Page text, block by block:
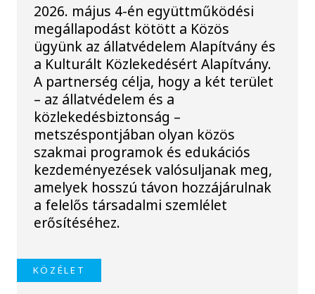
2026. május 4-én együttműködési
megállapodást kötött a Közös
ügyünk az állatvédelem Alapítvány és
a Kulturált Közlekedésért Alapítvány.
A partnerség célja, hogy a két terület
– az állatvédelem és a
közlekedésbiztonság –
metszéspontjában olyan közös
szakmai programok és edukációs
kezdeményezések valósuljanak meg,
amelyek hosszú távon hozzájárulnak
a felelős társadalmi szemlélet
erősítéséhez.
KÖZÉLET